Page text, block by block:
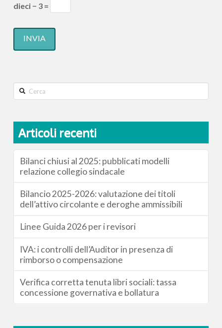
dieci − 3 =
Search
Articoli recenti
Bilanci chiusi al 2025: pubblicati modelli
relazione collegio sindacale
Bilancio 2025-2026: valutazione dei titoli
dell’attivo circolante e deroghe ammissibili
Linee Guida 2026 per i revisori
IVA: i controlli dell’Auditor in presenza di
rimborso o compensazione
Verifica corretta tenuta libri sociali: tassa
concessione governativa e bollatura